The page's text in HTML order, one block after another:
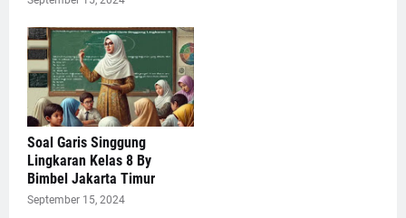
Soal Garis Singgung
Lingkaran Kelas 8 By
Bimbel Jakarta Timur
September 15, 2024